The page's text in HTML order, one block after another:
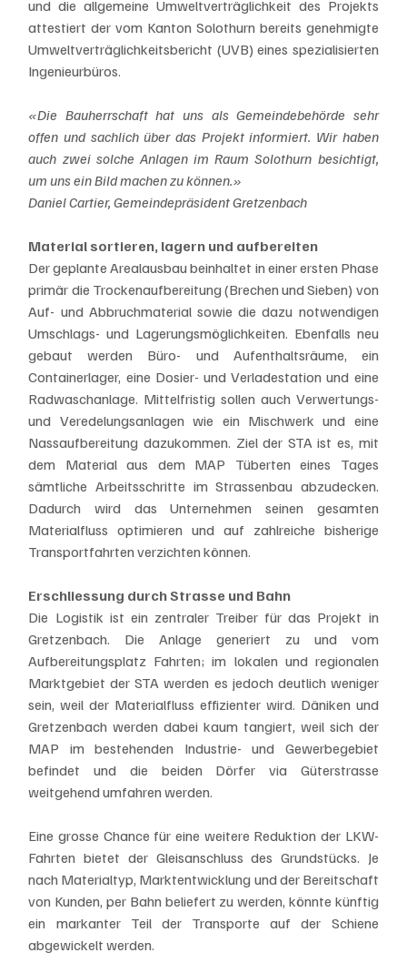
und die allgemeine Umweltverträglichkeit des Projekts
attestiert der vom Kanton Solothurn bereits genehmigte
Umweltverträglichkeitsbericht (UVB) eines spezialisierten
Ingenieurbüros.
«Die Bauherrschaft hat uns als Gemeindebehörde sehr
offen und sachlich über das Projekt informiert. Wir haben
auch zwei solche Anlagen im Raum Solothurn besichtigt,
um uns ein Bild machen zu können.»
Daniel Cartier, Gemeindepräsident Gretzenbach
Material sortieren, lagern und aufbereiten
Der geplante Arealausbau beinhaltet in einer ersten Phase
primär die Trockenaufbereitung (Brechen und Sieben) von
Auf- und Abbruchmaterial sowie die dazu notwendigen
Umschlags- und Lagerungsmöglichkeiten. Ebenfalls neu
gebaut werden Büro- und Aufenthaltsräume, ein
Containerlager, eine Dosier- und Verladestation und eine
Radwaschanlage. Mittelfristig sollen auch Verwertungs-
und Veredelungsanlagen wie ein Mischwerk und eine
Nassaufbereitung dazukommen. Ziel der STA ist es, mit
dem Material aus dem MAP Tüberten eines Tages
sämtliche Arbeitsschritte im Strassenbau abzudecken.
Dadurch wird das Unternehmen seinen gesamten
Materialfluss optimieren und auf zahlreiche bisherige
Transportfahrten verzichten können.
Erschliessung durch Strasse und Bahn
Die Logistik ist ein zentraler Treiber für das Projekt in
Gretzenbach. Die Anlage generiert zu und vom
Aufbereitungsplatz Fahrten; im lokalen und regionalen
Marktgebiet der STA werden es jedoch deutlich weniger
sein, weil der Materialfluss effizienter wird. Däniken und
Gretzenbach werden dabei kaum tangiert, weil sich der
MAP im bestehenden Industrie- und Gewerbegebiet
befindet und die beiden Dörfer via Güterstrasse
weitgehend umfahren werden.
Eine grosse Chance für eine weitere Reduktion der LKW-
Fahrten bietet der Gleisanschluss des Grundstücks. Je
nach Materialtyp, Marktentwicklung und der Bereitschaft
von Kunden, per Bahn beliefert zu werden, könnte künftig
ein markanter Teil der Transporte auf der Schiene
abgewickelt werden.